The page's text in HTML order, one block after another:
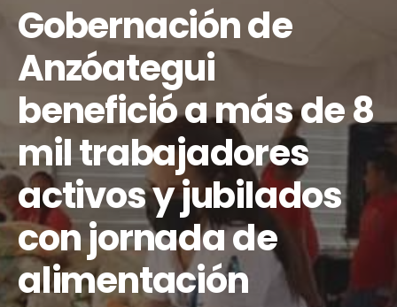
Gobernación de
Anzóategui
benefició a más de 8
mil trabajadores
activos y jubilados
con jornada de
alimentación